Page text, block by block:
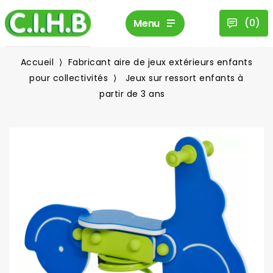
Menu (0)
Accueil
Fabricant aire de jeux extérieurs enfants
pour collectivités
Jeux sur ressort enfants à
partir de 3 ans